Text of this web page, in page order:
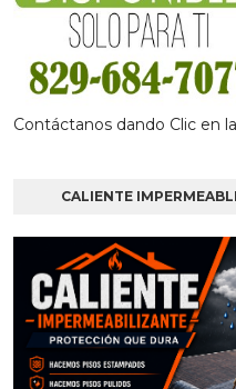
Contáctanos dando Clic en
CALIENTE